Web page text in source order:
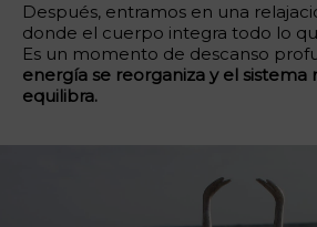
Después, entramos en una
donde el cuerpo integra todo lo
Es un momento de descanso
energía se reorganiza y el sistema
equilibra.